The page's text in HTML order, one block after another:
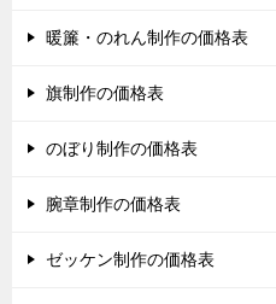
暖簾・のれん制作の価格表
旗制作の価格表
のぼり制作の価格表
腕章制作の価格表
ゼッケン制作の価格表